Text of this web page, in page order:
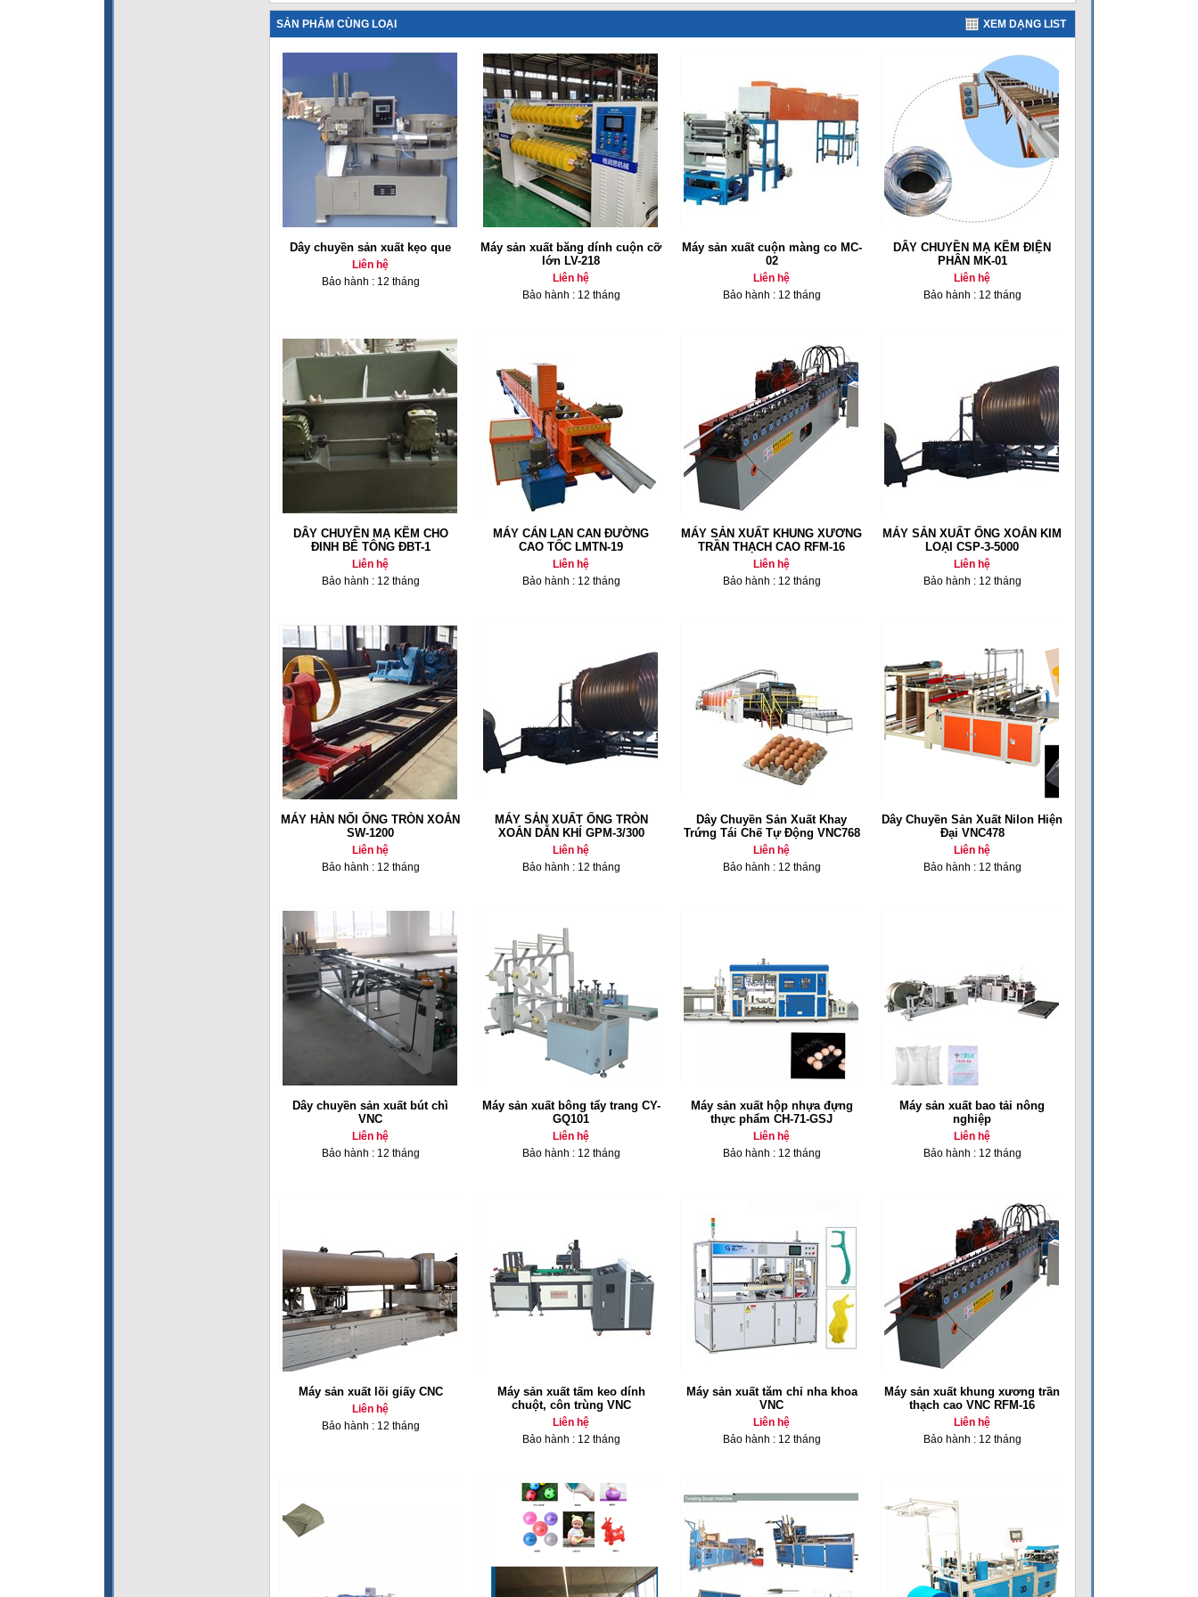
SẢN PHẨM CÙNG LOẠI XEM DẠNG LIST
Dây chuyền sản xuất kẹo que
Liên hệ
Bảo hành : 12 tháng
Máy sản xuất băng dính cuộn cỡ
lớn LV-218
Liên hệ
Bảo hành : 12 tháng
Máy sản xuất cuộn màng co MC-
02
Liên hệ
Bảo hành : 12 tháng
DÂY CHUYỀN MẠ KẼM ĐIỆN
PHÂN MK-01
Liên hệ
Bảo hành : 12 tháng
DÂY CHUYỀN MẠ KẼM CHO
ĐINH BÊ TÔNG ĐBT-1
Liên hệ
Bảo hành : 12 tháng
MÁY CÁN LAN CAN ĐƯỜNG
CAO TỐC LMTN-19
Liên hệ
Bảo hành : 12 tháng
MÁY SẢN XUẤT KHUNG XƯƠNG
TRẦN THẠCH CAO RFM-16
Liên hệ
Bảo hành : 12 tháng
MÁY SẢN XUẤT ỐNG XOẮN KIM
LOẠI CSP-3-5000
Liên hệ
Bảo hành : 12 tháng
MÁY HÀN NỐI ỐNG TRÒN XOẮN
SW-1200
Liên hệ
Bảo hành : 12 tháng
MÁY SẢN XUẤT ỐNG TRÒN
XOẮN DẪN KHÍ GPM-3/300
Liên hệ
Bảo hành : 12 tháng
Dây Chuyền Sản Xuất Khay
Trứng Tái Chế Tự Động VNC768
Liên hệ
Bảo hành : 12 tháng
Dây Chuyền Sản Xuất Nilon Hiện
Đại VNC478
Liên hệ
Bảo hành : 12 tháng
Dây chuyền sản xuất bút chì
VNC
Liên hệ
Bảo hành : 12 tháng
Máy sản xuất bông tẩy trang CY-
GQ101
Liên hệ
Bảo hành : 12 tháng
Máy sản xuất hộp nhựa đựng
thực phẩm CH-71-GSJ
Liên hệ
Bảo hành : 12 tháng
Máy sản xuất bao tải nông
nghiệp
Liên hệ
Bảo hành : 12 tháng
Máy sản xuất lõi giấy CNC
Liên hệ
Bảo hành : 12 tháng
Máy sản xuất tấm keo dính
chuột, côn trùng VNC
Liên hệ
Bảo hành : 12 tháng
Máy sản xuất tăm chỉ nha khoa
VNC
Liên hệ
Bảo hành : 12 tháng
Máy sản xuất khung xương trần
thạch cao VNC RFM-16
Liên hệ
Bảo hành : 12 tháng